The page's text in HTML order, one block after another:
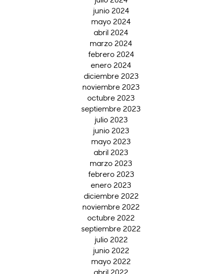
junio 2024
mayo 2024
abril 2024
marzo 2024
febrero 2024
enero 2024
diciembre 2023
noviembre 2023
octubre 2023
septiembre 2023
julio 2023
junio 2023
mayo 2023
abril 2023
marzo 2023
febrero 2023
enero 2023
diciembre 2022
noviembre 2022
octubre 2022
septiembre 2022
julio 2022
junio 2022
mayo 2022